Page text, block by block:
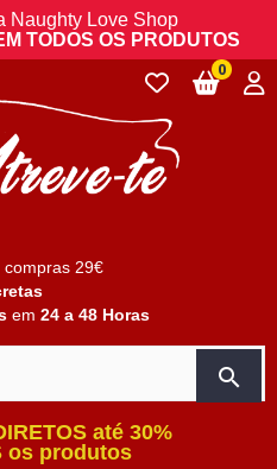
Naughty Love Shop
TODOS OS PRODUTOS
compras 29€
em 24 a 48 Horas
search
0
até 30%
os produtos